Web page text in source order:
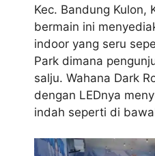
Kec. Bandung Kulon,
bermain ini
indoor yang seru
Park dimana
salju. Wahana Dark
dengan LEDnya
indah seperti di